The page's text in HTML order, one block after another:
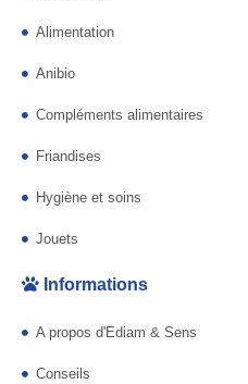
Alimentation
Anibio
Compléments alimentaires
Friandises
Hygiène et soins
Jouets
Informations
A propos d'Ediam & Sens
Conseils